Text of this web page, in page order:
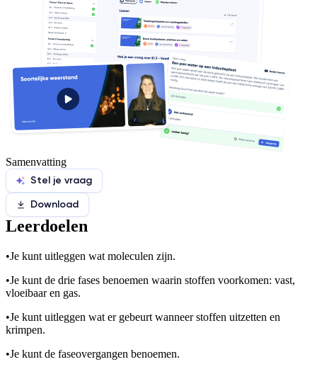
Samenvatting
Stel je vraag
Download
Leerdoelen
•Je kunt uitleggen wat moleculen zijn.
•Je kunt de drie fases benoemen waarin stoffen voorkomen: vast,
vloeibaar en gas.
•Je kunt uitleggen wat er gebeurt wanneer stoffen uitzetten en
krimpen.
•Je kunt de faseovergangen benoemen.